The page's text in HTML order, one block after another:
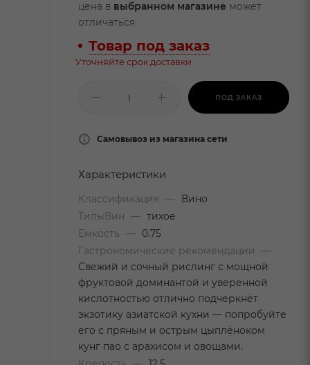
цена в выбранном магазине может
отличаться
Товар под заказ
Уточняйте срок доставки
ПОД ЗАКАЗ
Самовывоз из магазина сети
Характеристики
Классификация —
Вино
ТипыВин
— тихое
Емкость
—
0.75
Гастрономические рекомендации
—
Свежий и сочный рислинг с мощной
фруктовой доминантой и уверенной
кислотностью отлично подчеркнёт
экзотику азиатской кухни — попробуйте
его с пряным и острым цыплёноком
кунг пао с арахисом и овощами.